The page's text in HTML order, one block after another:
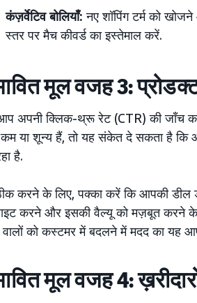
कंज़र्वेटिव बोलियाँ: नए शॉपिंग टर्म को
स्तर पर मैच कीवर्ड का इस्तेमाल करें.
मूल वजह 3:
अपनी क्लिक-थ्रू रेट (CTR) की जाँच
या शून्य हैं, तो यह संकेत दे सकता है कि
है.
करने के लिए, पक्का करें कि आपकी डील
करने और इसकी वैल्यू को मज़बूत करने के
को कस्टमर में बदलने में मदद का यह
मूल वजह 4: